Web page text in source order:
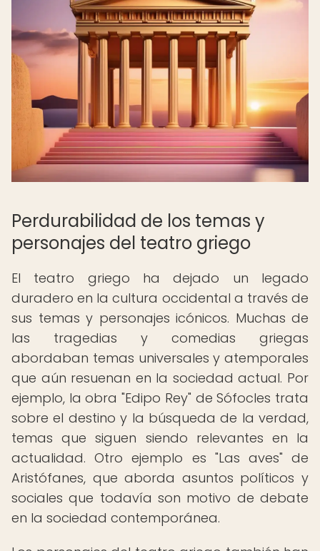
Perdurabilidad de los temas y
personajes del teatro griego
El teatro griego ha dejado un legado
duradero en la cultura occidental a través de
sus temas y personajes icónicos. Muchas de
las tragedias y comedias griegas
abordaban temas universales y atemporales
que aún resuenan en la sociedad actual. Por
ejemplo, la obra "Edipo Rey" de Sófocles trata
sobre el destino y la búsqueda de la verdad,
temas que siguen siendo relevantes en la
actualidad. Otro ejemplo es "Las aves" de
Aristófanes, que aborda asuntos políticos y
sociales que todavía son motivo de debate
en la sociedad contemporánea.